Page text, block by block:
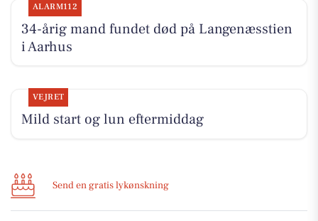
ALARM112
34-årig mand fundet død på Langenæsstien
i Aarhus
VEJRET
Mild start og lun eftermiddag
Send en gratis lykønskning